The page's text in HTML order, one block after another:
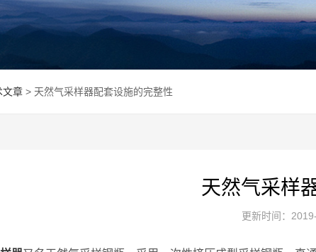
文章 > 天然气采样器配套设施的完整性
天然气采样
更新时间：